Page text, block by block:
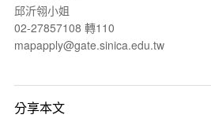
邱沂翎小姐
02-27857108 轉110
mapapply@gate.sinica.edu.tw
分享本文